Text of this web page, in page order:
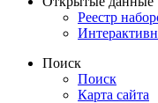
Реестр
Поиск
Поиск
Карта сайта